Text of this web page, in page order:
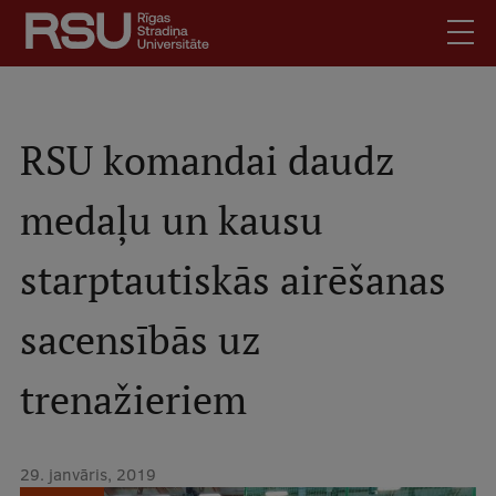
Pārlekt
galveno
saturu
Mobile
augšējā
izvēlne
Studentiem
Absolventiem
Darbiniekiem
Darba devējiem
Bibliotēka
Kontakti
RSU komandai daudz
medaļu un kausu
starptautiskās airēšanas
sacensībās uz
trenažieriem
29. janvāris, 2019